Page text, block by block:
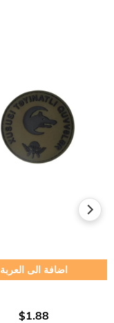
اضافة الى العربة
$1.88